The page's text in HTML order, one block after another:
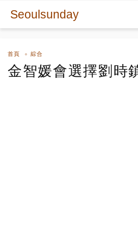
Seoulsunday
首頁 綜合
金智媛會選擇劉時